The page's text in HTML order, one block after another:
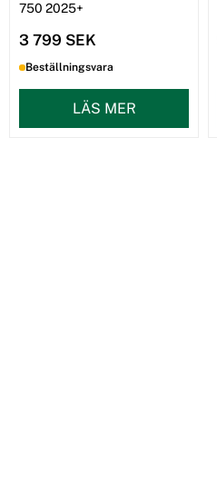
750 2025+
3 799 SEK
Beställningsvara
LÄS MER